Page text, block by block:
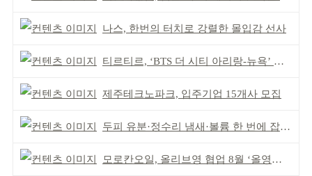
나스, 한번의 터치로 강렬한 몰입감 선사
티르티르, ‘BTS 더 시티 아리랑-뉴욕’ 참여
제주테크노파크, 입주기업 15개사 모집
두피 유분·정수리 냄새·볼륨 한 번에 잡는다
모로칸오일, 올리브영 협업 8월 ‘올영픽’ 선정